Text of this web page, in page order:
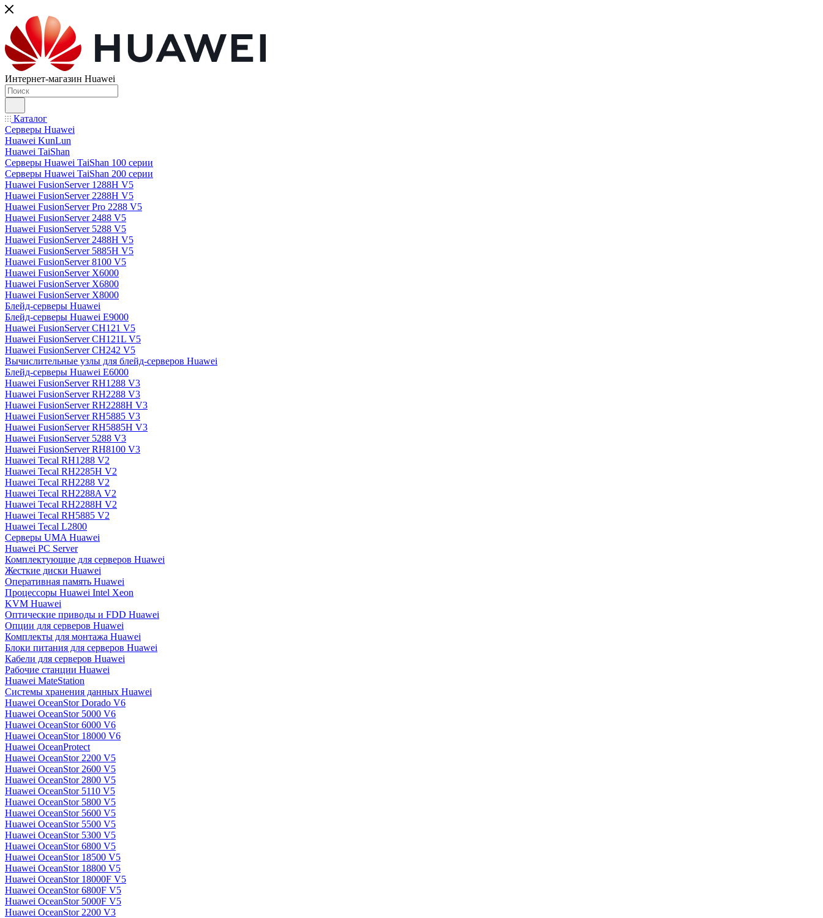
Интернет-магазин Huawei
Каталог
Серверы Huawei
Huawei KunLun
Huawei TaiShan
Серверы Huawei TaiShan 100 серии
Серверы Huawei TaiShan 200 серии
Huawei FusionServer 1288H V5
Huawei FusionServer 2288H V5
Huawei FusionServer Pro 2288 V5
Huawei FusionServer 2488 V5
Huawei FusionServer 5288 V5
Huawei FusionServer 2488H V5
Huawei FusionServer 5885H V5
Huawei FusionServer 8100 V5
Huawei FusionServer X6000
Huawei FusionServer X6800
Huawei FusionServer X8000
Блейд-серверы Huawei
Блейд-серверы Huawei E9000
Huawei FusionServer CH121 V5
Huawei FusionServer CH121L V5
Huawei FusionServer CH242 V5
Вычислительные узлы для блейд-серверов Huawei
Блейд-серверы Huawei E6000
Huawei FusionServer RH1288 V3
Huawei FusionServer RH2288 V3
Huawei FusionServer RH2288H V3
Huawei FusionServer RH5885 V3
Huawei FusionServer RH5885H V3
Huawei FusionServer 5288 V3
Huawei FusionServer RH8100 V3
Huawei Tecal RH1288 V2
Huawei Tecal RH2285H V2
Huawei Tecal RH2288 V2
Huawei Tecal RH2288A V2
Huawei Tecal RH2288H V2
Huawei Tecal RH5885 V2
Huawei Tecal L2800
Серверы UMA Huawei
Huawei PC Server
Комплектующие для серверов Huawei
Жесткие диски Huawei
Оперативная память Huawei
Процессоры Huawei Intel Xeon
KVM Huawei
Оптические приводы и FDD Huawei
Опции для серверов Huawei
Комплекты для монтажа Huawei
Блоки питания для серверов Huawei
Кабели для серверов Huawei
Рабочие станции Huawei
Huawei MateStation
Системы хранения данных Huawei
Huawei OceanStor Dorado V6
Huawei OceanStor 5000 V6
Huawei OceanStor 6000 V6
Huawei OceanStor 18000 V6
Huawei OceanProtect
Huawei OceanStor 2200 V5
Huawei OceanStor 2600 V5
Huawei OceanStor 2800 V5
Huawei OceanStor 5110 V5
Huawei OceanStor 5800 V5
Huawei OceanStor 5600 V5
Huawei OceanStor 5500 V5
Huawei OceanStor 5300 V5
Huawei OceanStor 6800 V5
Huawei OceanStor 18500 V5
Huawei OceanStor 18800 V5
Huawei OceanStor 18000F V5
Huawei OceanStor 6800F V5
Huawei OceanStor 5000F V5
Huawei OceanStor 2200 V3